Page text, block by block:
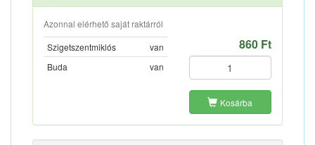
Azonnal elérhető saját raktárról
Szigetszentmiklós
van
Buda
van
860 Ft
Kosárba